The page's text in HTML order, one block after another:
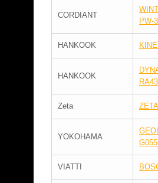
CORDIANT
PW-3
HANKOOK
HANKOOK
RA43
Zeta
YOKOHAMA
VIATTI